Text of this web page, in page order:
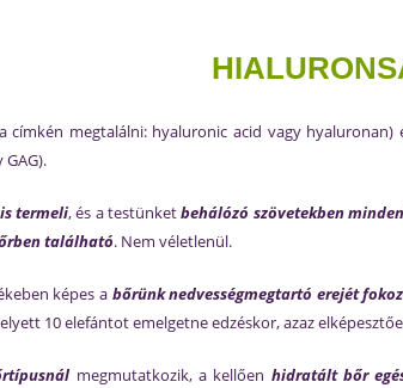
címkén megtalálni: hyaluronic acid vagy hyaluronan)
termeli, és a testünketbehálózó szövetekben
található. Nem véletlenül.
képes abőrünk nedvességmegtartó erejét
10 elefántot emelgetne edzéskor, azaz
megmutatkozik, a kellően hidratált bőr